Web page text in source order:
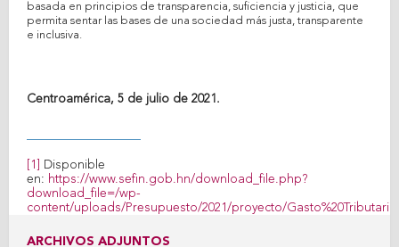
basada en principios de transparencia, suficiencia y justicia, que
permita sentar las bases de una sociedad más justa, transparente
e inclusiva.
Centroamérica, 5 de julio de 2021.
[1]
Disponible
en: https://www.sefin.gob.hn/download_file.php?
download_file=/wp-
content/uploads/Presupuesto/2021/proyecto/
ARCHIVOS ADJUNTOS